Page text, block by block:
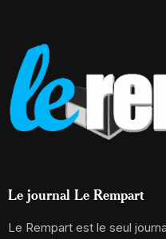
Le journal Le Rempart
Le Rempart est le seul